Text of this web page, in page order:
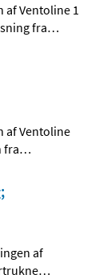
af Ventoline 1
fra…
af Ventoline
fra…
af
…